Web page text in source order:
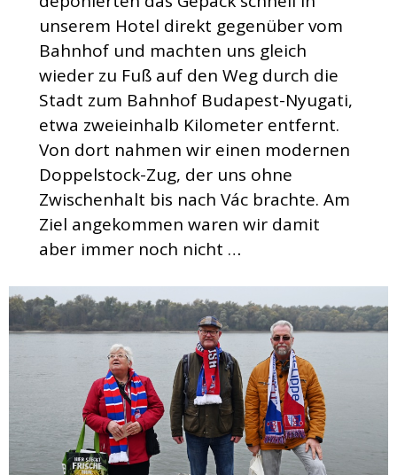
unserem Hotel direkt gegenüber vom
Bahnhof und machten uns gleich
wieder zu Fuß auf den Weg durch die
Stadt zum Bahnhof Budapest-Nyugati,
etwa zweieinhalb Kilometer entfernt.
Von dort nahmen wir einen modernen
Doppelstock-Zug, der uns ohne
Zwischenhalt bis nach Vác brachte. Am
Ziel angekommen waren wir damit
aber immer noch nicht …